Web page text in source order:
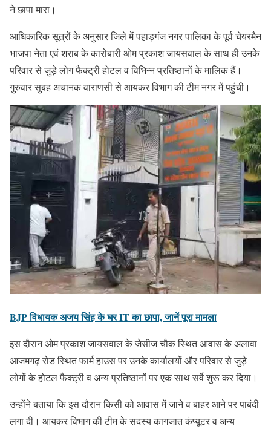
ने छापा मारा।
आधिकारिक सूत्रों के अनुसार जिले में पहाड़गंज नगर पालिका के पूर्व चेयरमैन
भाजपा नेता एवं शराब के कारोबारी ओम प्रकाश जायसवाल के साथ ही उनके
परिवार से जुड़े लोग फैक्ट्री होटल व विभिन्न प्रतिष्ठानों के मालिक हैं।
गुरुवार सुबह अचानक वाराणसी से आयकर विभाग की टीम नगर में पहुंची।
BJP विधायक अजय सिंह के घर IT का छापा, जानें पूरा मामला
इस दौरान ओम प्रकाश जायसवाल के जेसीज चौक स्थित आवास के अलावा
आजमगढ़ रोड स्थित फार्म हाउस पर उनके कार्यालयों और परिवार से जुड़े
लोगों के होटल फैक्ट्री व अन्य प्रतिष्ठानों पर एक साथ सर्वे शुरू कर दिया।
उन्होंने बताया कि इस दौरान किसी को आवास में जाने व बाहर आने पर पाबंदी
लगा दी। आयकर विभाग की टीम के सदस्य कागजात कंप्यूटर व अन्य